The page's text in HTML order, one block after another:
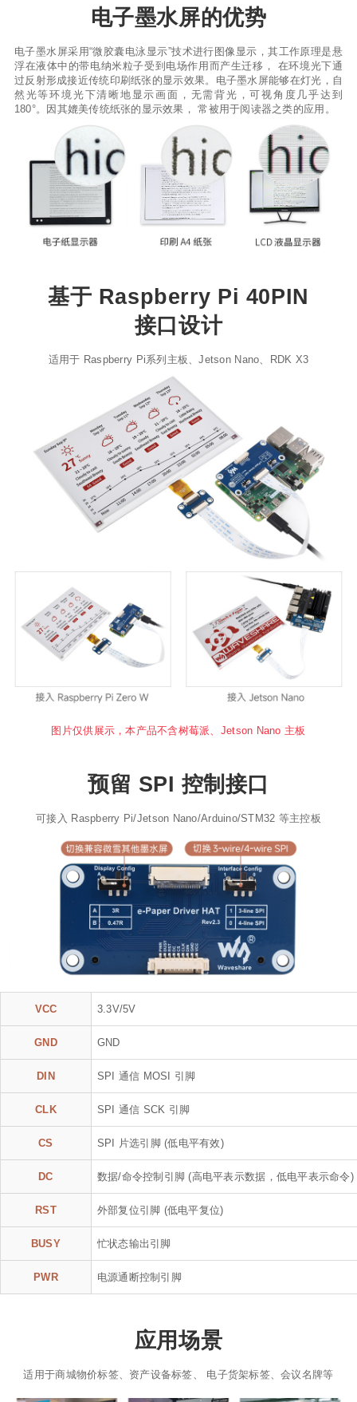
电子墨水屏的优势
电子墨水屏采用“微胶囊电泳显示”技术进行图像显示，其工作原理是悬
浮在液体中的带电纳米粒子受到电场作用而产生迁移， 在环境光下通
过反射形成接近传统印刷纸张的显示效果。电子墨水屏能够在灯光，自
然光等环境光下清晰地显示画面，无需背光，可视角度几乎达到
180°。因其媲美传统纸张的显示效果， 常被用于阅读器之类的应用。
基于 Raspberry Pi 40PIN
接口设计
适用于 Raspberry Pi系列主板、Jetson Nano、RDK X3
图片仅供展示，本产品不含树莓派、Jetson Nano 主板
预留 SPI 控制接口
可接入 Raspberry Pi/Jetson Nano/Arduino/STM32 等主控板
VCC 3.3V/5V
GND GND
DIN SPI 通信 MOSI 引脚
CLK SPI 通信 SCK 引脚
CS SPI 片选引脚 (低电平有效)
DC 数据/命令控制引脚 (高电平表示数据，低电平表示命令)
RST 外部复位引脚 (低电平复位)
BUSY 忙状态输出引脚
PWR 电源通断控制引脚
应用场景
适用于商城物价标签、资产设备标签、 电子货架标签、会议名牌等